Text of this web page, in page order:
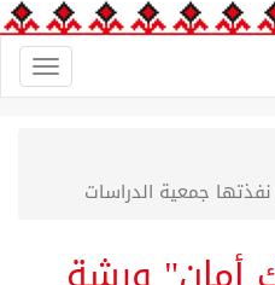
جمعية الدراسات